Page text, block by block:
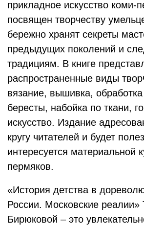
прикладное искусство коми-
посвящен творчеству
бережно хранят секреты
предыдущих поколений и
традициям. В книге
распространенные виды
вязание, вышивка,
бересты, набойка по ткани,
искусство. Издание
кругу читателей и будет
интересуется материальной
пермяков.
«История детства в
России. Московские реалии»
Бирюковой – это